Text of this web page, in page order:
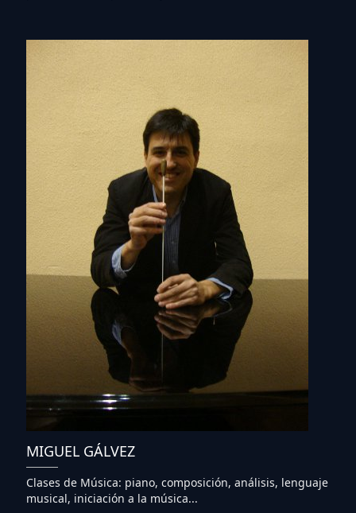
MIGUEL GÁLVEZ
Clases de Música: piano, composición, análisis, lenguaje
musical, iniciación a la música...